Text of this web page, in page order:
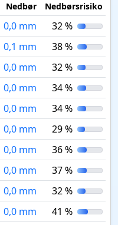
Nedbør Nedbørsrisiko
0,0 mm
32 %
0,1 mm
38 %
0,0 mm
32 %
0,0 mm
34 %
0,0 mm
34 %
0,0 mm
29 %
0,0 mm
36 %
0,0 mm
37 %
0,0 mm
32 %
0,0 mm
41 %